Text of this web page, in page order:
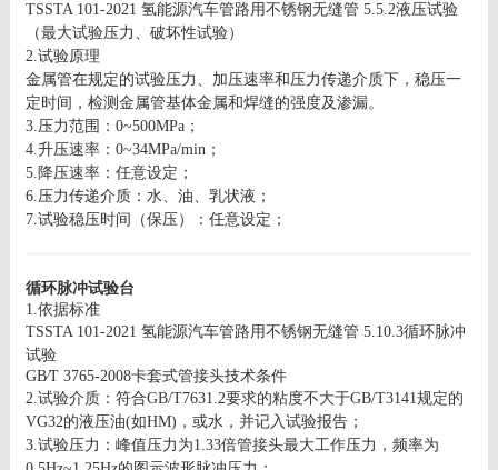
TSSTA 101-2021 氢能源汽车管路用不锈钢无缝管 5.5.2液压试验
（最大试验压力、破坏性试验）
2.试验原理
金属管在规定的试验压力、加压速率和压力传递介质下，稳压一
定时间，检测金属管基体金属和焊缝的强度及渗漏。
3.压力范围：0~500MPa；
4.升压速率：0~34MPa/min；
5.降压速率：任意设定；
6.压力传递介质：水、油、乳状液；
7.试验稳压时间（保压）：任意设定；
循环脉冲试验台
1.依据标准
TSSTA 101-2021 氢能源汽车管路用不锈钢无缝管 5.10.3循环脉冲
试验
GB∕T 3765-2008卡套式管接头技术条件
2.试验介质：符合GB/T7631.2要求的粘度不大于GB/T3141规定的
VG32的液压油(如HM)，或水，并记入试验报告；
3.试验压力：峰值压力为1.33倍管接头最大工作压力，频率为